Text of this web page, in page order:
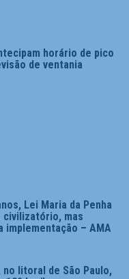
horário de pico
de ventania
Lei Maria da Penha
mas
implementação – AMA
no litoral de São Paulo,